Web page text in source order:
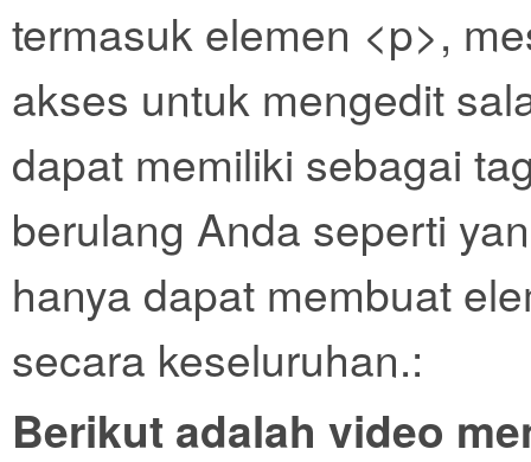
termasuk elemen <p>,
akses untuk mengedit
dapat memiliki sebagai
berulang Anda seperti
hanya dapat membuat
secara keseluruhan.:
Berikut adalah video